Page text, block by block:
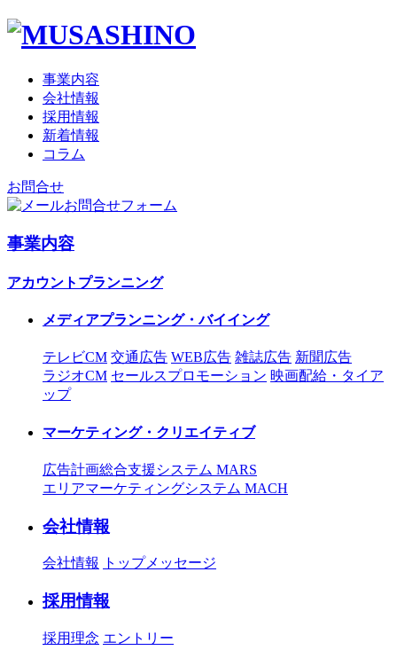
事業内容
会社情報
採用情報
新着情報
コラム
お問合せ
お問合せフォーム
事業内容
アカウントプランニング
メディアプランニング・バイイング
テレビCM 交通広告 WEB広告 雑誌広告 新聞広告
ラジオCM セールスプロモーション 映画配給・タイア
ップ
マーケティング・クリエイティブ
広告計画総合支援システム MARS
エリアマーケティングシステム MACH
会社情報
会社情報 トップメッセージ
採用情報
採用理念 エントリー